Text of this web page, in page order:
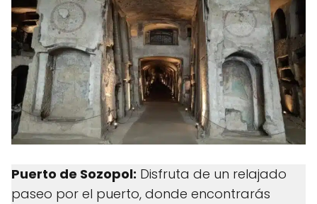
Puerto de Sozopol: Disfruta de un relajado
paseo por el puerto, donde encontrarás